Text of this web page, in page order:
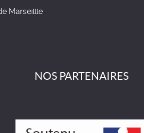
Marseillle
NOS PARTENAIRES